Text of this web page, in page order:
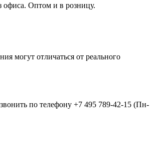
офиса. Оптом и в розницу.
могут отличаться от реального
по телефону +7 495 789-42-15 (Пн-